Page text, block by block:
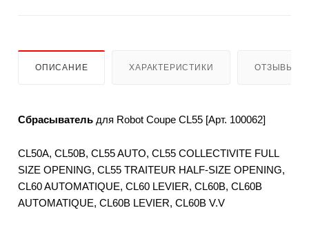
ОПИСАНИЕ ХАРАКТЕРИСТИКИ ОТЗЫВЫ
Сбрасыватель для Robot Coupe CL55 [Арт. 100062]
CL50A, CL50B, CL55 AUTO, CL55 COLLECTIVITE FULL
SIZE OPENING, CL55 TRAITEUR HALF-SIZE OPENING,
CL60 AUTOMATIQUE, CL60 LEVIER, CL60B, CL60B
AUTOMATIQUE, CL60B LEVIER, CL60B V.V